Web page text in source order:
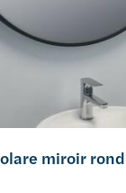
miroir